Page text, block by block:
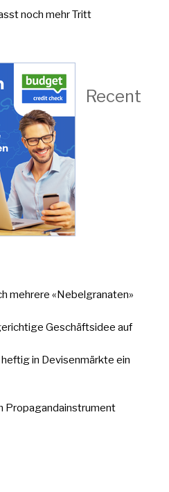
noch mehr Tritt
Recent
mehrere «Nebelgranaten»
Geschäftsidee auf
in Devisenmärkte ein
Propagandainstrument